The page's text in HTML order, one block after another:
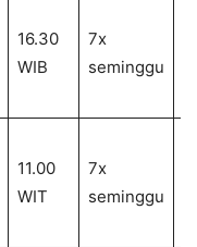
16.30
WIB
7x
seminggu
11.00
WIT
7x
seminggu